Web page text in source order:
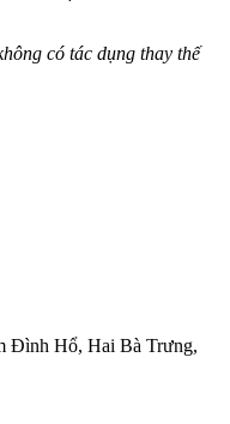
có tác dụng thay thế
Đình Hổ, Hai Bà Trưng,